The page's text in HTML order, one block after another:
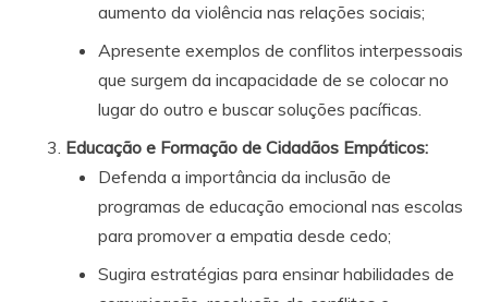
aumento da violência nas relações sociais;
Apresente exemplos de conflitos interpessoais
que surgem da incapacidade de se colocar no
lugar do outro e buscar soluções pacíficas.
Educação e Formação de Cidadãos Empáticos:
Defenda a importância da inclusão de
programas de educação emocional nas escolas
para promover a empatia desde cedo;
Sugira estratégias para ensinar habilidades de